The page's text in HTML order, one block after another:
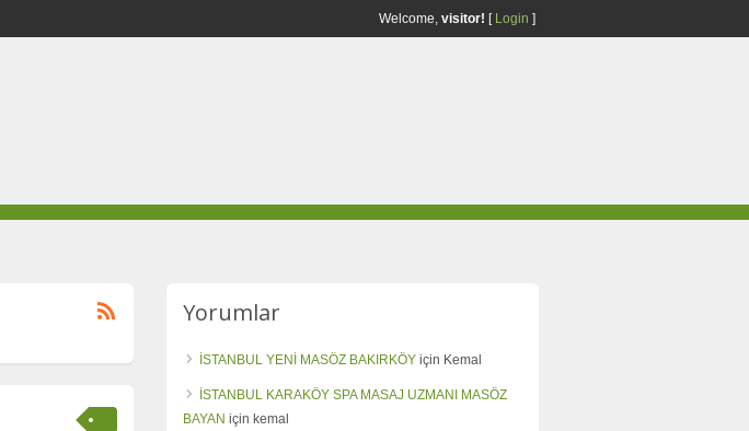
Welcome, visitor! [ Login ]
Yorumlar
İSTANBUL YENİ MASÖZ BAKIRKÖY için Kemal
İSTANBUL KARAKÖY SPA MASAJ UZMANI MASÖZ
BAYAN için kemal